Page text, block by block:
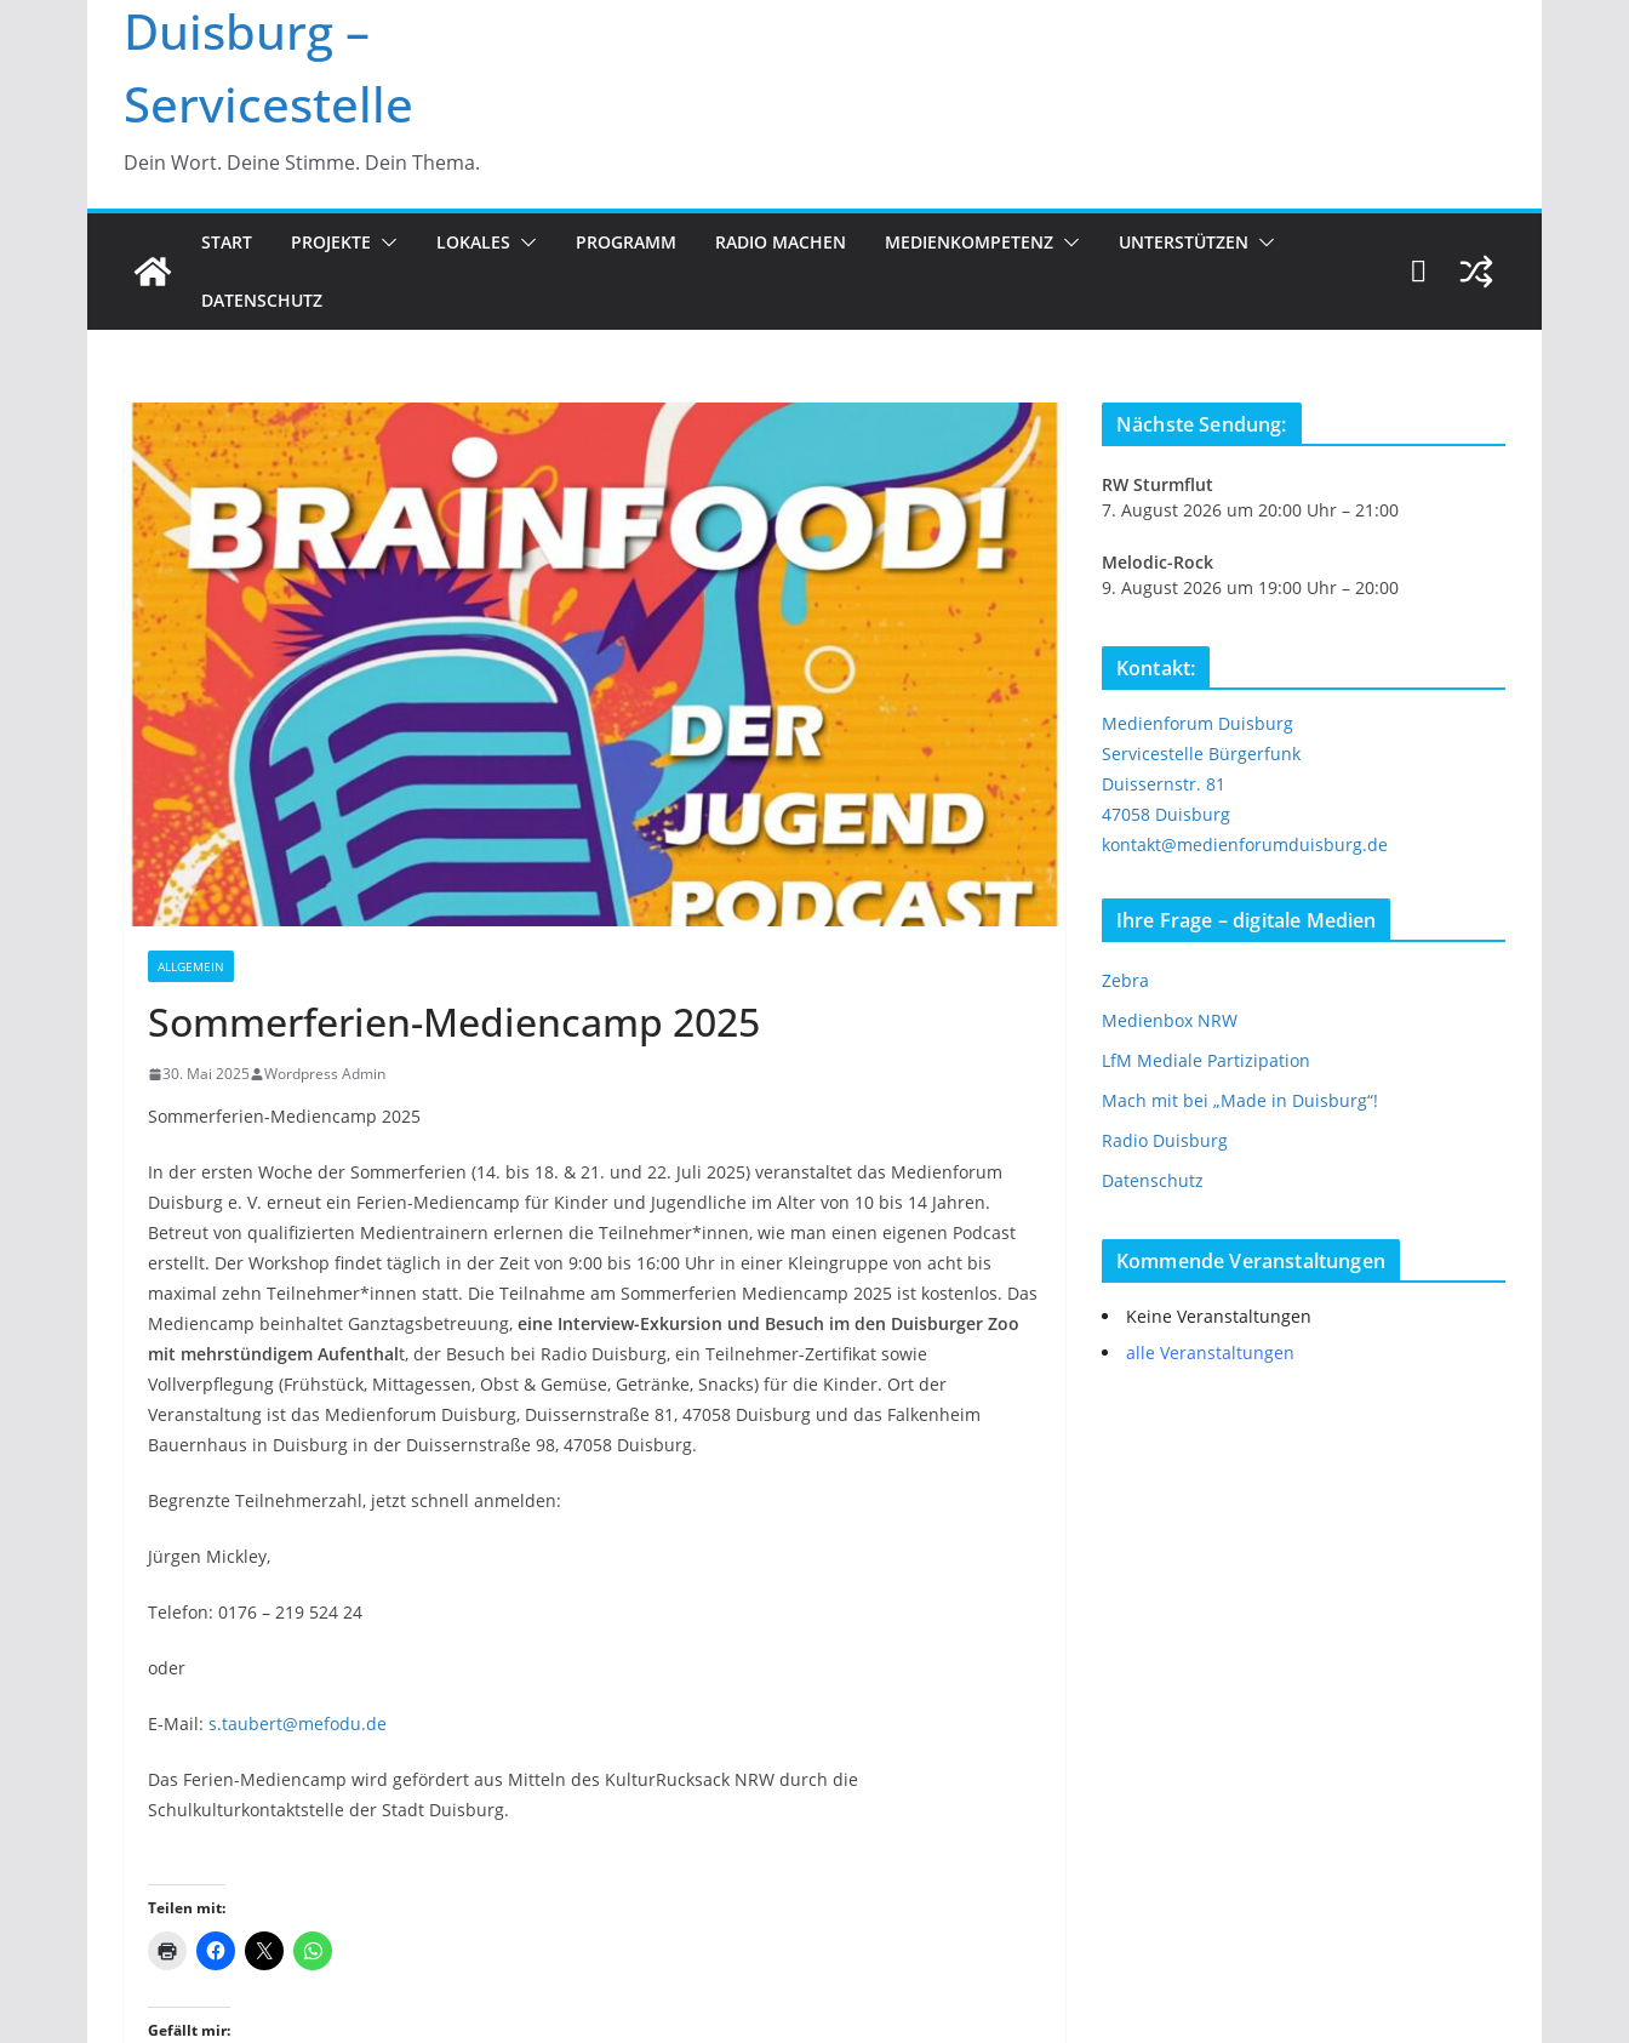
Duisburg –
Servicestelle
Dein Wort. Deine Stimme. Dein Thema.
START PROJEKTE LOKALES PROGRAMM RADIO MACHEN MEDIENKOMPETENZ UNTERSTÜTZEN
DATENSCHUTZ
ALLGEMEIN
Sommerferien-Mediencamp 2025
30. Mai 2025 Wordpress Admin
Sommerferien-Mediencamp 2025
In der ersten Woche der Sommerferien (14. bis 18. & 21. und 22. Juli 2025) veranstaltet das Medienforum
Duisburg e. V. erneut ein Ferien-Mediencamp für Kinder und Jugendliche im Alter von 10 bis 14 Jahren.
Betreut von qualifizierten Medientrainern erlernen die Teilnehmer*innen, wie man einen eigenen Podcast
erstellt. Der Workshop findet täglich in der Zeit von 9:00 bis 16:00 Uhr in einer Kleingruppe von acht bis
maximal zehn Teilnehmer*innen statt. Die Teilnahme am Sommerferien Mediencamp 2025 ist kostenlos. Das
Mediencamp beinhaltet Ganztagsbetreuung, eine Interview-Exkursion und Besuch im den Duisburger Zoo
mit mehrstündigem Aufenthalt, der Besuch bei Radio Duisburg, ein Teilnehmer-Zertifikat sowie
Vollverpflegung (Frühstück, Mittagessen, Obst & Gemüse, Getränke, Snacks) für die Kinder. Ort der
Veranstaltung ist das Medienforum Duisburg, Duissernstraße 81, 47058 Duisburg und das Falkenheim
Bauernhaus in Duisburg in der Duissernstraße 98, 47058 Duisburg.
Begrenzte Teilnehmerzahl, jetzt schnell anmelden:
Jürgen Mickley,
Telefon: 0176 – 219 524 24
oder
E-Mail: s.taubert@mefodu.de
Das Ferien-Mediencamp wird gefördert aus Mitteln des KulturRucksack NRW durch die
Schulkulturkontaktstelle der Stadt Duisburg.
Teilen mit:
Gefällt mir:
Nächste Sendung:
RW Sturmflut
7. August 2026 um 20:00 Uhr – 21:00
Melodic-Rock
9. August 2026 um 19:00 Uhr – 20:00
Kontakt:
Medienforum Duisburg
Servicestelle Bürgerfunk
Duissernstr. 81
47058 Duisburg
kontakt@medienforumduisburg.de
Ihre Frage – digitale Medien
Zebra
Medienbox NRW
LfM Mediale Partizipation
Mach mit bei „Made in Duisburg“!
Radio Duisburg
Datenschutz
Kommende Veranstaltungen
Keine Veranstaltungen
alle Veranstaltungen